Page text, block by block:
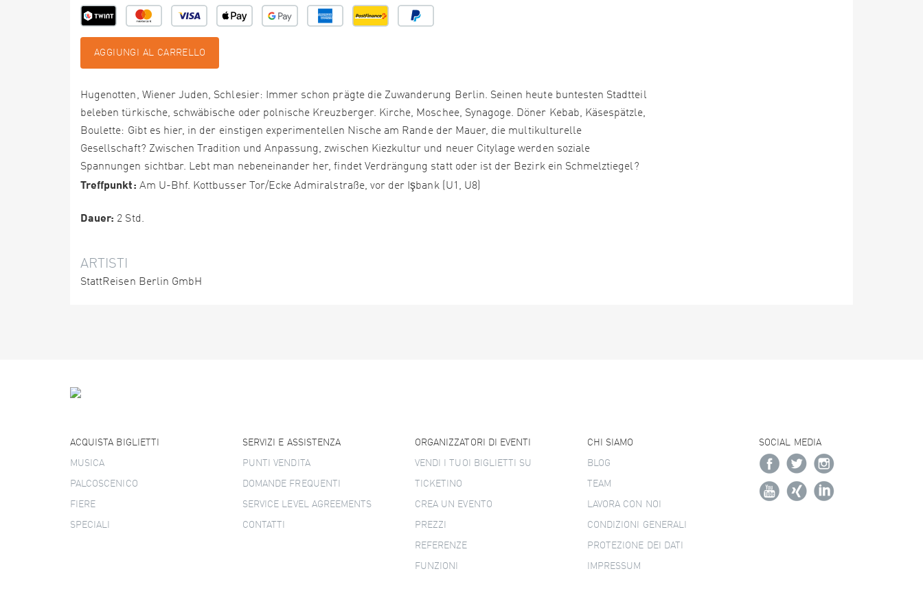
AGGIUNGI AL CARRELLO
Hugenotten, Wiener Juden, Schlesier: Immer schon prägte die Zuwanderung Berlin. Seinen heute buntesten Stadtteil
beleben türkische, schwäbische oder polnische Kreuzberger. Kirche, Moschee, Synagoge. Döner Kebab, Käsespätzle,
Boulette: Gibt es hier, in der einstigen experimentellen Nische am Rande der Mauer, die multikulturelle
Gesellschaft? Zwischen Tradition und Anpassung, zwischen Kiezkultur und neuer Citylage werden soziale
Spannungen sichtbar. Lebt man nebeneinander her, findet Verdrängung statt oder ist der Bezirk ein Schmelztiegel?
Treffpunkt: Am U-Bhf. Kottbusser Tor/Ecke Admiralstraße, vor der Işbank (U1, U8)
Dauer: 2 Std.
ARTISTI
StattReisen Berlin GmbH
ACQUISTA BIGLIETTI
MUSICA
PALCOSCENICO
FIERE
SPECIALI
SERVIZI E ASSISTENZA
PUNTI VENDITA
DOMANDE FREQUENTI
SERVICE LEVEL AGREEMENTS
CONTATTI
ORGANIZZATORI DI EVENTI
VENDI I TUOI BIGLIETTI SU
TICKETINO
CREA UN EVENTO
PREZZI
REFERENZE
FUNZIONI
CHI SIAMO
BLOG
TEAM
LAVORA CON NOI
CONDIZIONI GENERALI
PROTEZIONE DEI DATI
IMPRESSUM
SOCIAL MEDIA